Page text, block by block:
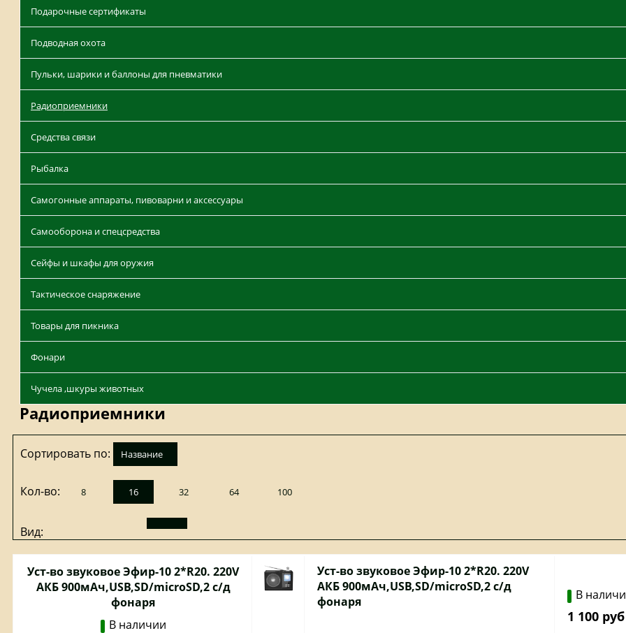
Подарочные сертификаты
Подводная охота
Пульки, шарики и баллоны для пневматики
Радиоприемники
Средства связи
Рыбалка
Самогонные аппараты, пивоварни и аксессуары
Самооборона и спецсредства
Сейфы и шкафы для оружия
Тактическое снаряжение
Товары для пикника
Фонари
Чучела ,шкуры животных
Радиоприемники
Сортировать по: название
Кол-во: 8 16 32 64 100
Вид:
Уст-во звуковое Эфир-10 2*R20. 220V
АКБ 900мАч,USB,SD/microSD,2 с/д
фонаря
В наличии
Уст-во звуковое Эфир-10 2*R20. 220V
АКБ 900мАч,USB,SD/microSD,2 с/д
фонаря
В
1 100 руб